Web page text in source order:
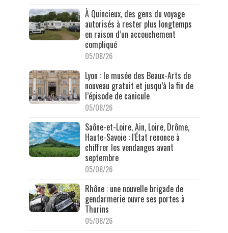
À Quincieux, des gens du voyage
autorisés à rester plus longtemps
en raison d’un accouchement
compliqué
05/08/26
Lyon : le musée des Beaux-Arts de
nouveau gratuit et jusqu’à la fin de
l’épisode de canicule
05/08/26
Saône-et-Loire, Ain, Loire, Drôme,
Haute-Savoie : l'État renonce à
chiffrer les vendanges avant
septembre
05/08/26
Rhône : une nouvelle brigade de
gendarmerie ouvre ses portes à
Thurins
05/08/26